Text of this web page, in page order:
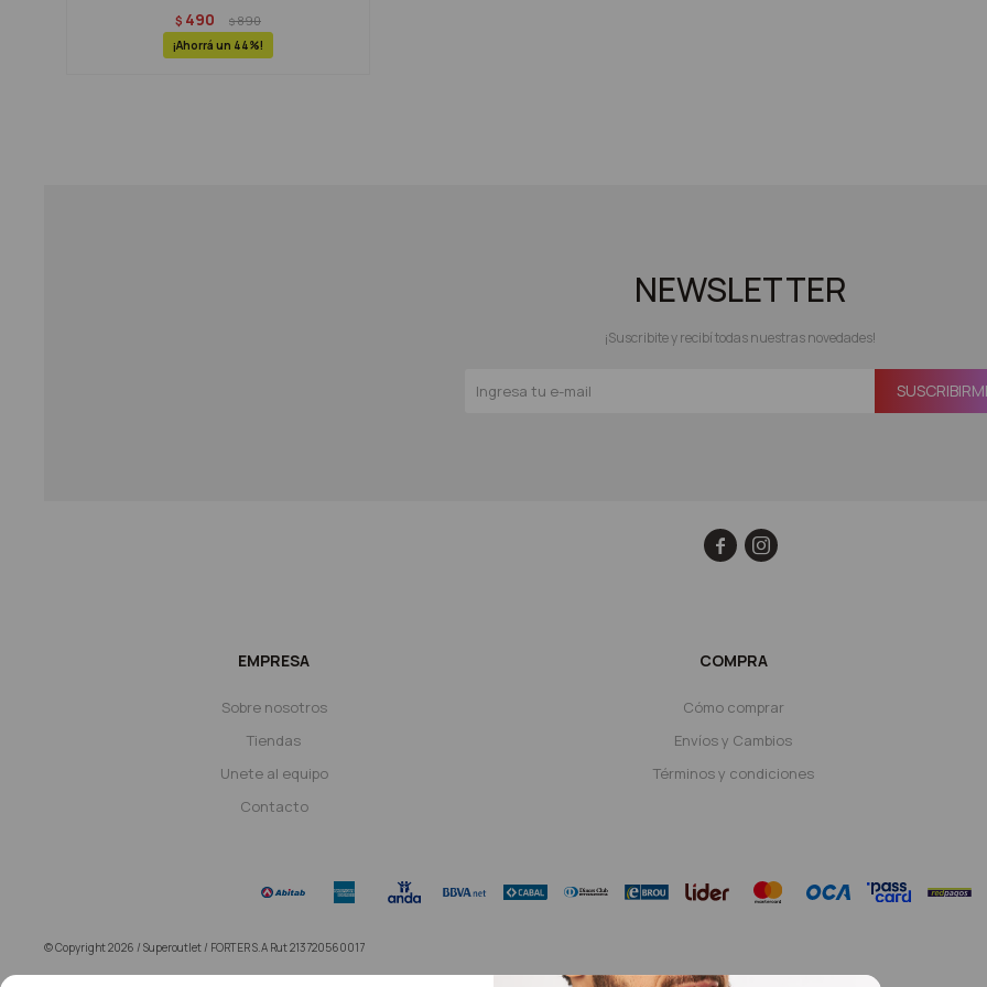
$ 490 $890
44
EMPRESA
Sobre nosotros
Tiendas
Unete al equipo
Contacto
COMPRA
Cómo comprar
Envíos y Cambios
Términos y condiciones
NEWSLETTER
¡Suscribite y recibí todas nuestras novedades!
 
© Copyright 2026 / Superoutlet / FORTER S.A Rut 213720560017